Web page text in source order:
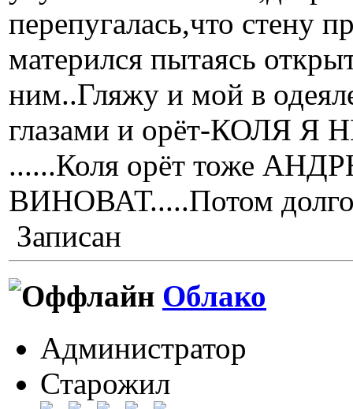
перепугалась,что стену
матерился пытаясь
ним..Гляжу и мой в
глазами и орёт-КОЛЯ
......Коля орёт тоже
ВИНОВАТ.....Потом долго
Записан
Облако
Администратор
Старожил